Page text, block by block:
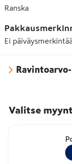
Ranska
Ei
Valitse